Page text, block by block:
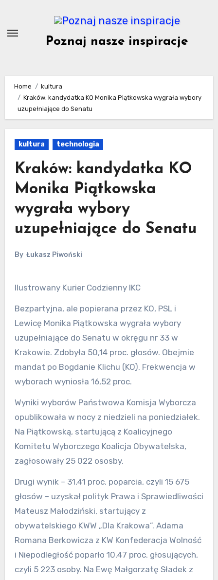
content
Poznaj nasze inspiracje
Home
kultura
Kraków: kandydatka KO Monika Piątkowska wygrała wybory
uzupełniające do Senatu
kultura technologia
Kraków: kandydatka KO
Monika Piątkowska
wygrała wybory
uzupełniające do Senatu
By Łukasz Piwoński
Ilustrowany Kurier Codzienny IKC
Bezpartyjna, ale popierana przez KO, PSL i
Lewicę Monika Piątkowska wygrała wybory
uzupełniające do Senatu w okręgu nr 33 w
Krakowie. Zdobyła 50,14 proc. głosów. Obejmie
mandat po Bogdanie Klichu (KO). Frekwencja w
wyborach wyniosła 16,52 proc.
Wyniki wyborów Państwowa Komisja Wyborcza
opublikowała w nocy z niedzieli na poniedziałek.
Na Piątkowską, startującą z Koalicyjnego
Komitetu Wyborczego Koalicja Obywatelska,
zagłosowały 25 022 ososby.
Drugi wynik – 31,41 proc. poparcia, czyli 15 675
głosów – uzyskał polityk Prawa i Sprawiedliwości
Mateusz Małodziński, startujący z
obywatelskiego KWW „Dla Krakowa”. Adama
Romana Berkowicza z KW Konfederacja Wolność
i Niepodległość poparło 10,47 proc. głosujących,
czyli 5 223 osoby. Na Ewę Małgorzatę Sładek z